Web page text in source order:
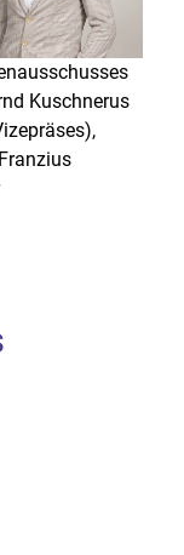
Kuschnerus